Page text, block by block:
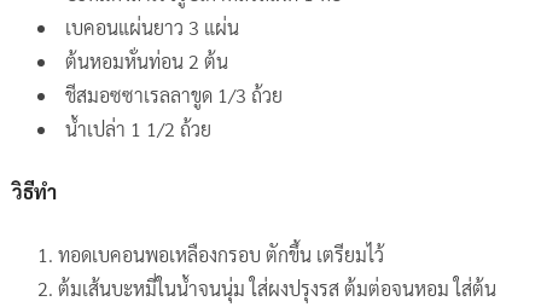
เบคอนแผ่นยาว 3 แผ่น
ต้นหอมหั่นท่อน 2 ต้น
ชีสมอซซาเรลลาขูด 1/3 ถ้วย
น้ำเปล่า 1 1/2 ถ้วย
วิธีทำ
ทอดเบคอนพอเหลืองกรอบ ตักขึ้น เตรียมไว้
ต้มเส้นบะหมี่ในน้ำจนนุ่ม ใส่ผงปรุงรส ต้มต่อจนหอม ใส่ต้น